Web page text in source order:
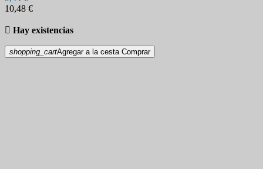
10,48 €
 Hay existencias
shopping_cartAgregar a la cesta Comprar